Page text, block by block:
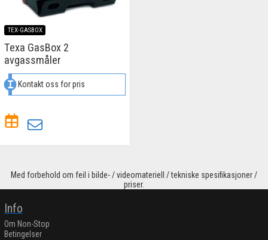
TEX-GASBOX
Texa GasBox 2
avgassmåler
Kontakt oss for pris
Med forbehold om feil i bilde- / videomateriell / tekniske spesifikasjoner /
priser.
Info
Om Non-Stop
Betingelser